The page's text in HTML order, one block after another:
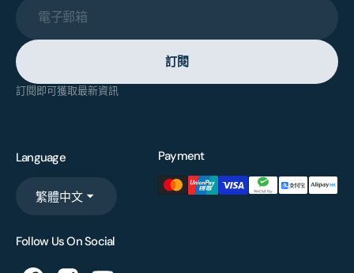
電子郵箱
訂閱
訂閱即可獲取最新資訊
Language
繁體中文
Payment
Follow Us On Social